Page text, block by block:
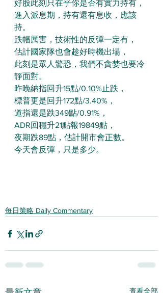
好股此刻只在乎你是否有實力持有，
進入派息期，持有還有息收，應該
持。
跌幅厲害，技術性的反彈一定有，
估計國家隊也會趁好時機出場，
此刻是眾人驚恐，我們不貪婪也要冷
靜面對。
昨晚納指回升15點/0.10%止跌，
標普更是回升172點/3.40%，
道指還是跌349點/0.91%，
ADR回穩升21點報19849點，
夜期跌89點，估計開市會正數。
今天會反彈，只是多少。
每日策略 Daily Commentary
查看全部